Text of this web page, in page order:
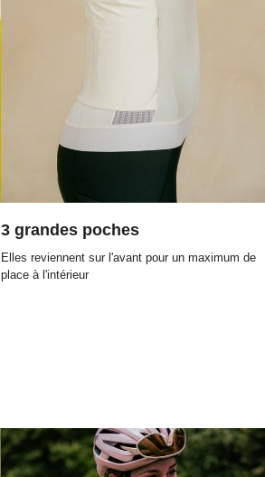
3 grandes poches
Elles reviennent sur l'avant pour un maximum de
place à l'intérieur